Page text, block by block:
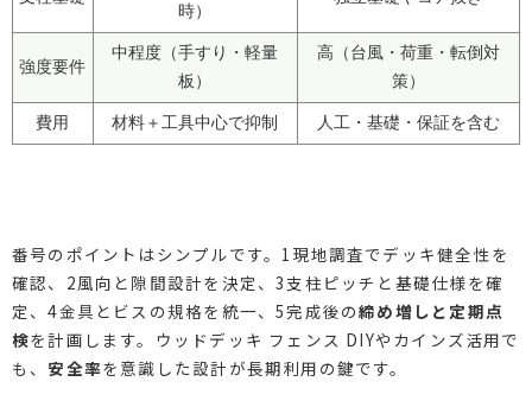
時）
強度要件
中程度（手すり・軽量
板）
高（台風・荷重・転倒対
策）
費用 材料＋工具中心で抑制 人工・基礎・保証を含む
番号のポイントはシンプルです。1現地調査でデッキ健全性を
確認、2風向と隙間設計を決定、3支柱ピッチと基礎仕様を確
定、4金具とビスの規格を統一、5完成後の締め増しと定期点
検を計画します。ウッドデッキ フェンス DIYやカインズ活用で
も、 安全率を意識した設計が長期利用の鍵です。